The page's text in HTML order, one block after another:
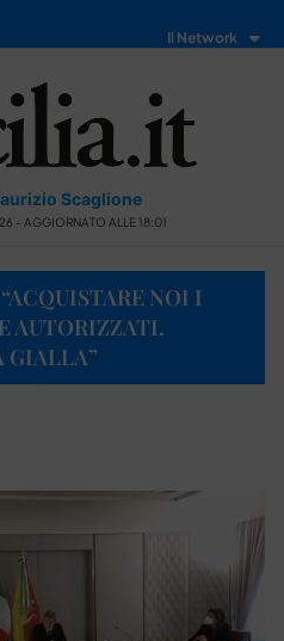
Il Network
Scaglione
- AGGIORNATO ALLE 18:01
NOI I
AUTORIZZATI.
GIALLA”